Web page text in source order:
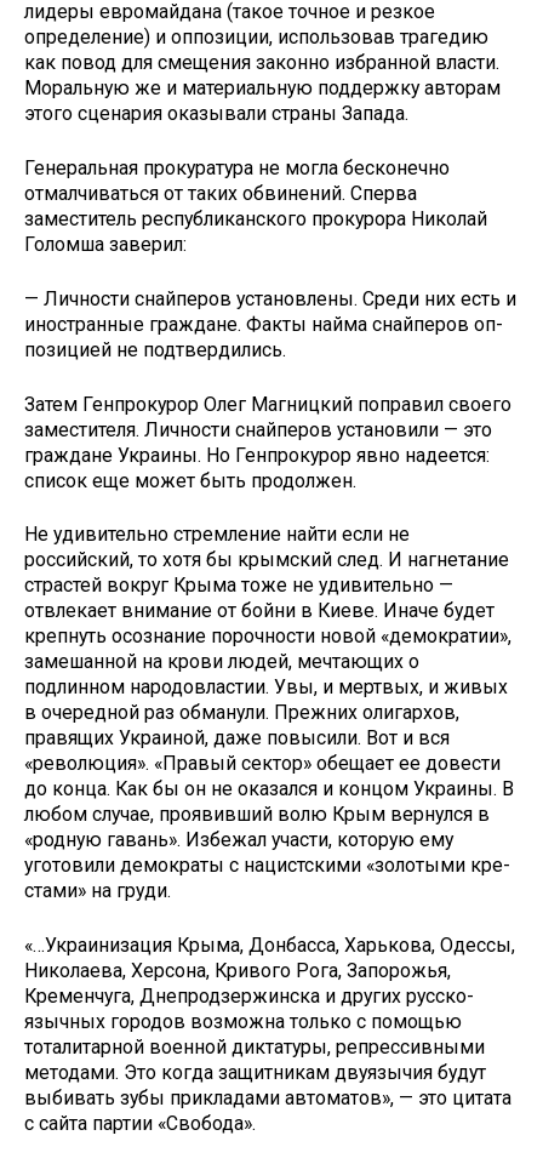
лидеры евромайдана (такое точное и резкое
определение) и оппозиции, использовав трагедию
как повод для смещения законно из­бранной власти.
Моральную же и материальную поддержку авторам
этого сценария оказывали страны Запада.
Генеральная прокуратура не могла бесконечно
отмалчиваться от таких обвинений. Сперва
заместитель ре­спубликанского прокурора Николай
Голомша заверил:
— Личности снайперов установ­лены. Среди них есть и
иностранные граждане. Факты найма снайперов оп­
позицией не подтвердились.
Затем Генпрокурор Олег Магниц­кий поправил своего
заместителя. Личности снайперов установили — это
граждане Украины. Но Генпрокурор явно надеется:
список еще может быть продолжен.
Не удивительно стремление найти если не
российский, то хотя бы крым­ский след. И нагнетание
страстей вокруг Крыма тоже не удивительно —
отвлекает внимание от бойни в Ки­еве. Иначе будет
крепнуть осознание порочности новой «демократии»,
за­мешанной на крови людей, мечтаю­щих о
подлинном народовластии. Увы, и мертвых, и живых
в очередной раз обманули. Прежних олигархов,
правя­щих Украиной, даже повысили. Вот и вся
«революция». «Правый сектор» обе­щает ее довести
до конца. Как бы он не оказался и концом Украины. В
лю­бом случае, проявивший волю Крым вернулся в
«родную гавань». Избежал участи, которую ему
уготовили демо­краты с нацистскими «золотыми кре­
стами» на груди.
«…Украинизация Крыма, Донбасса, Харькова, Одессы,
Николаева, Херсона, Кривого Рога, Запорожья,
Кременчуга, Днепродзержинска и других русско­
язычных городов возможна только с помощью
тоталитарной военной диктатуры, репрессивными
метода­ми. Это когда защитникам двуязычия будут
выбивать зубы прикладами ав­томатов», — это цитата
с сайта партии «Свобода».